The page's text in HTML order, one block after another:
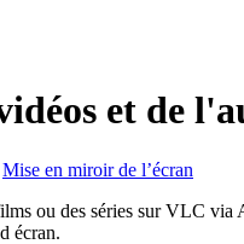
et de
Mise en miroir de l’écran
ou des séries sur VLC
écran.